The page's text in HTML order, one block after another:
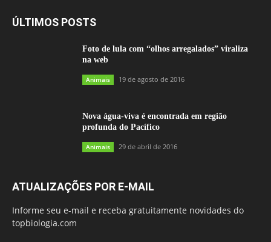
ÚLTIMOS POSTS
Foto de lula com “olhos arregalados” viraliza
na web
Animais 19 de agosto de 2016
Nova água-viva é encontrada em região
profunda do Pacífico
Animais 29 de abril de 2016
ATUALIZAÇÕES POR E-MAIL
Informe seu e-mail e receba gratuitamente novidades do
topbiologia.com